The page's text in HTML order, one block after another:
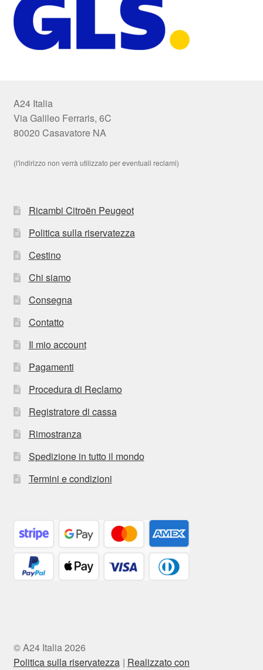
A24 Italia
Via Galileo Ferraris, 6C
80020 Casavatore NA
(l'indirizzo non verrà utilizzato per eventuali reclami)
Ricambi Citroën Peugeot
Politica sulla riservatezza
Cestino
Chi siamo
Consegna
Contatto
Il mio account
Pagamenti
Procedura di Reclamo
Registratore di cassa
Rimostranza
Spedizione in tutto il mondo
Termini e condizioni
© A24 Italia 2026
Politica sulla riservatezza
Realizzato con